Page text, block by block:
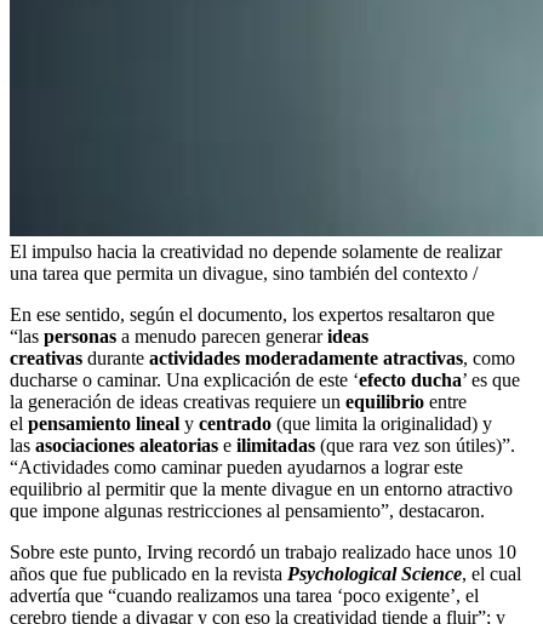
El impulso hacia la creatividad no depende solamente de realizar
una tarea que permita un divague, sino también del contexto /
En ese sentido, según el documento, los expertos resaltaron que
“las personas a menudo parecen generarideas
creativas durante actividades moderadamente atractivas, como
ducharse o caminar. Una explicación de este ‘efecto ducha’ es que
la generación de ideas creativas requiere un equilibrio entre
el pensamiento lineal y centrado (que limita la originalidad) y
las asociaciones aleatorias e ilimitadas (que rara vez son útiles)”.
“Actividades como caminar pueden ayudarnos a lograr este
equilibrio al permitir que la mente divague en un entorno atractivo
que impone algunas restricciones al pensamiento”, destacaron.
Sobre este punto, Irving recordó un trabajo realizado hace unos 10
años que fue publicado en la revista Psychological Science, el cual
advertía que “cuando realizamos una tarea ‘poco exigente’, el
cerebro tiende a divagar y con eso la creatividad tiende a fluir”; y